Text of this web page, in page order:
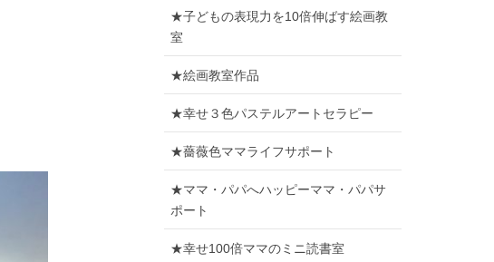
★子どもの表現力を10倍伸ばす絵画教
室
★絵画教室作品
★幸せ３色パステルアートセラピー
★薔薇色ママライフサポート
★ママ・パパへハッピーママ・パパサ
ポート
★幸せ100倍ママのミニ読書室